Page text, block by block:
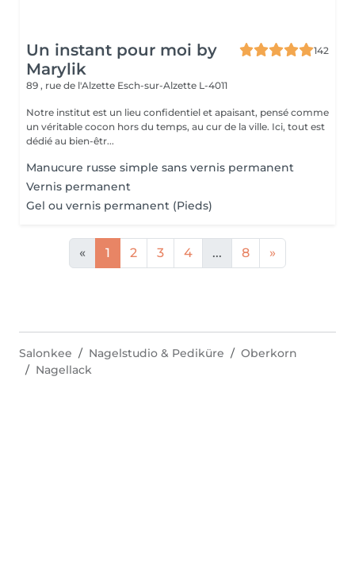
Un instant pour moi by
Marylik
142
89 , rue de l'Alzette Esch-sur-Alzette L-4011
Notre institut est un lieu confidentiel et apaisant, pensé comme
un véritable cocon hors du temps, au cur de la ville. Ici, tout est
dédié au bien-êtr...
Manucure russe simple sans vernis permanent
Vernis permanent
Gel ou vernis permanent (Pieds)
« 1 2 3 4 ... 8 »
Salonkee Nagelstudio & Pediküre
Oberkorn
Nagellack